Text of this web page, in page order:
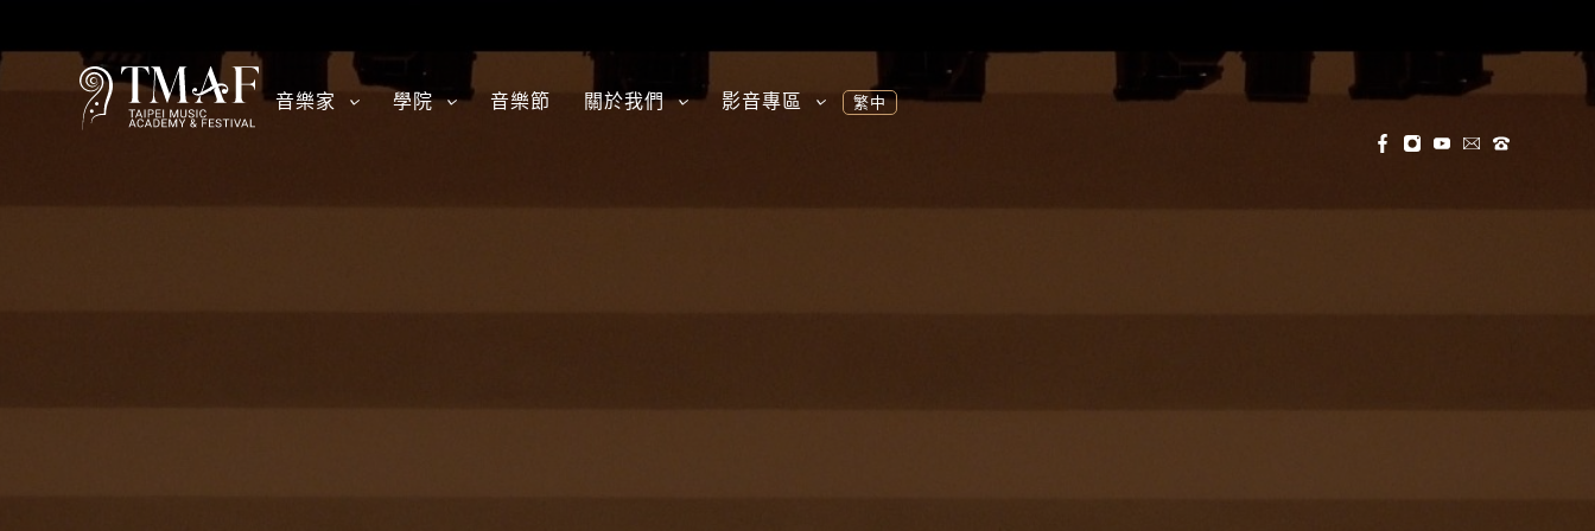
音樂家 學院 音樂節 關於我們 影音專區 繁中